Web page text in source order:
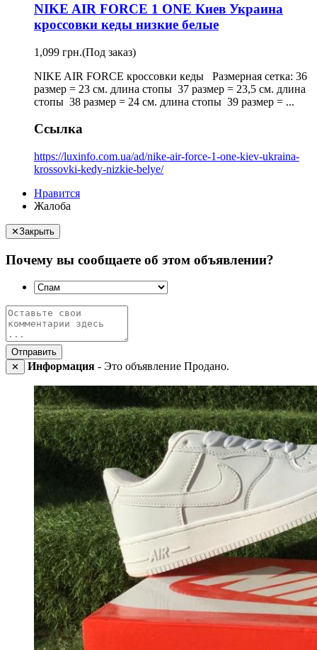
NIKE AIR FORCE 1 ONE Киев Украина
кроссовки кеды низкие белые
1,099 грн.(Под заказ)
NIKE AIR FORCE кроссовки кеды Размерная сетка: 36
размер = 23 см. длина стопы 37 размер = 23,5 см. длина
стопы 38 размер = 24 см. длина стопы 39 размер = ...
Ссылка
https://luxinfo.com.ua/ad/nike-air-force-1-one-kiev-ukraina-
krossovki-kedy-nizkie-belye/
Нравится
Жалоба
✕Закрыть
Почему вы сообщаете об этом объявлении?
Отправить
✕
Информация - Это объявление Продано.